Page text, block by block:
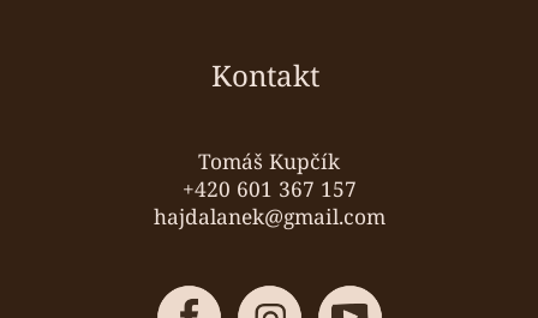
Kontakt
Tomáš Kupčík
+420 601 367 157
hajdalanek@gmail.com